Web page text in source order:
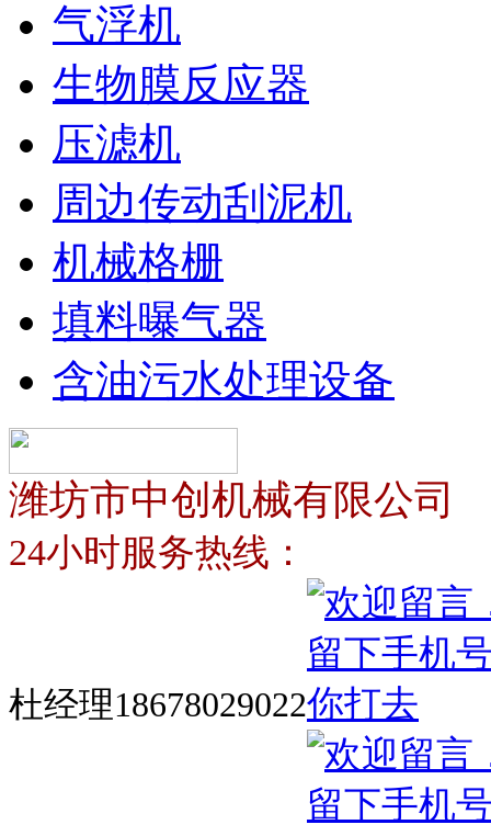
气浮机
生物膜反应器
压滤机
周边传动刮泥机
机械格栅
填料曝气器
含油污水处理设备
潍坊市中创机械有限公司
24小时服务热线：
杜经理18678029022